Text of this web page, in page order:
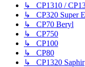
↳ CP1310 /
↳ CP320 Super
↳ CP70 Beryl
↳ CP750
↳ CP100
↳ CP80
↳ CP1320 Saphir